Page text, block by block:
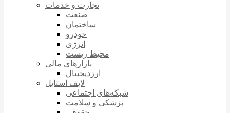
تجارت و خدمات
صنعت
ساختمان
خودرو
انرژی
محیط زیست
بازارهای مالی
ارزدیجیتال
لایف استایل
شبکه‌های اجتماعی
پزشکی و سلامت